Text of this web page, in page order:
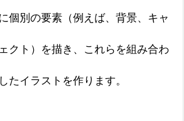
個別の要素（例えば、背景、キャ
クト）を描き、これらを組み合わ
たイラストを作ります。